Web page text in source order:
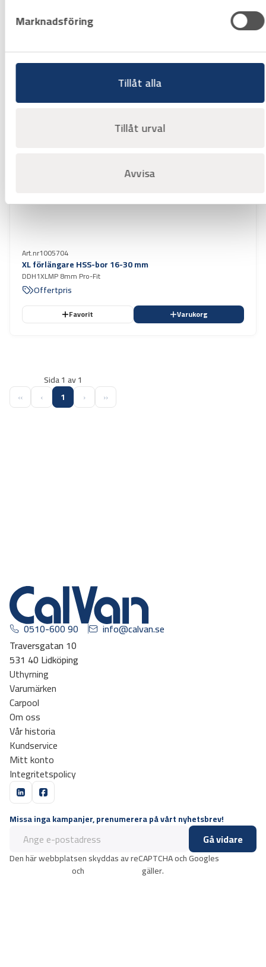
Marknadsföring
Tillåt alla
Tillåt urval
Avvisa
Art.nr1005704
XL förlängare HSS-bor 16-30 mm
DDH1XLMP 8mm Pro-Fit
Offertpris
Favorit Varukorg
Sida 1 av 1
‹‹
‹ 1 › ››
0510-600 90
info@calvan.se
Traversgatan 10
531 40 Lidköping
Uthyrning
Varumärken
Carpool
Om oss
Vår historia
Kundservice
Mitt konto
Integritetspolicy
Missa inga kampanjer, prenumerera på vårt nyhetsbrev!
Gå vidare
Den här webbplatsen skyddas av reCAPTCHA och Googles
och gäller.